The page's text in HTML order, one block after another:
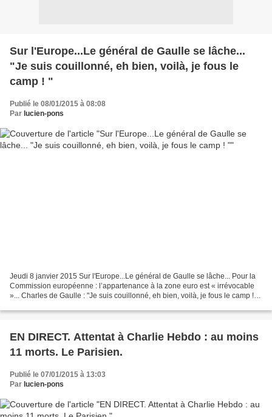
Sur l'Europe...Le général de Gaulle se lâche...
"Je suis couillonné, eh bien, voilà, je fous le
camp ! "
Publié le 08/01/2015 à 08:08
Par lucien-pons
Jeudi 8 janvier 2015 Sur l'Europe...Le général de Gaulle se lâche... Pour la
Commission européenne : l’appartenance à la zone euro est « irrévocable
»... Charles de Gaulle : "Je suis couillonné, eh bien, voilà, je fous le camp ! "
EN DIRECT. Attentat à Charlie Hebdo : au moins
11 morts. Le Parisien.
Publié le 07/01/2015 à 13:03
Par lucien-pons